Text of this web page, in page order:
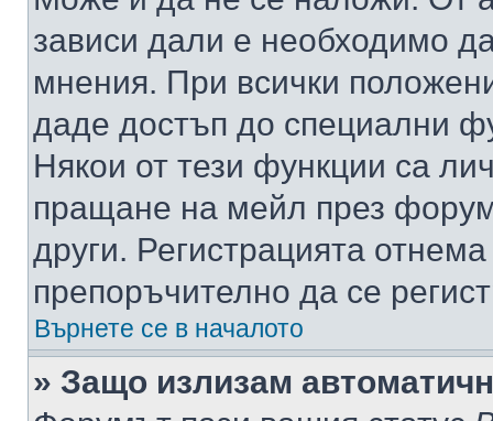
зависи дали е необходимо
мнения. При всички
даде достъп до специални
Някои от тези функции са
пращане на мейл през
други. Регистрацията
препоръчително да се
Върнете се в началото
» Защо излизам